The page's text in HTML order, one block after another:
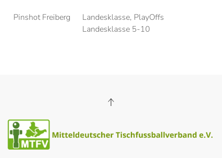
Pinshot Freiberg
Landesklasse, PlayOffs
Landesklasse 5-10